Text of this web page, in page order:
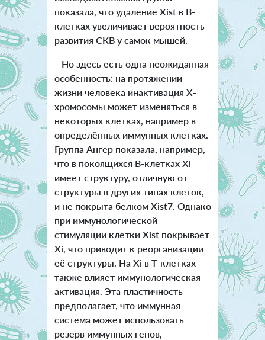
показала, что удаление Xist в В-
клетках увеличивает вероятность
развития СКВ у самок мышей.
Но здесь есть одна неожиданная
особенность: на протяжении
жизни человека инактивация Х-
хромосомы может изменяться в
некоторых клетках, например в
определённых иммунных клетках.
Группа Ангер показала, например,
что в покоящихся В-клетках Xi
имеет структуру, отличную от
структуры в других типах клеток,
и не покрыта белком Xist7. Однако
при иммунологической
стимуляции клетки Xist покрывает
Xi, что приводит к реорганизации
её структуры. На Xi в Т-клетках
также влияет иммунологическая
активация. Эта пластичность
предполагает, что иммунная
система может использовать
резерв иммунных генов,